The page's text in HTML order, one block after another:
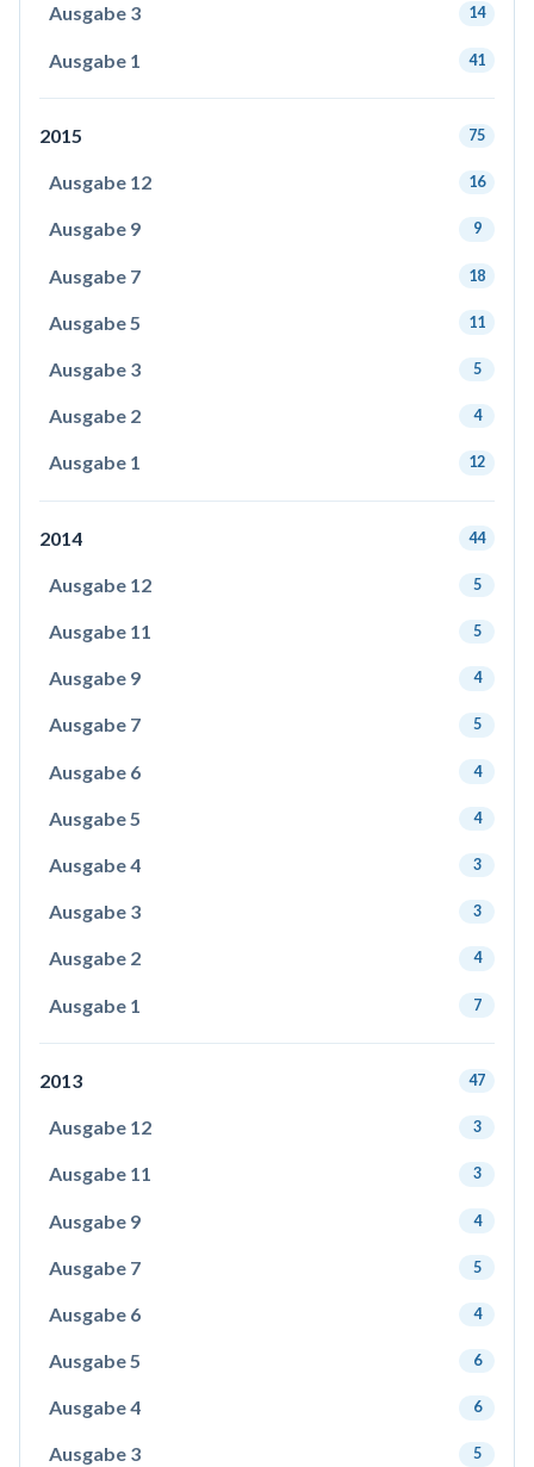
Ausgabe 3 14
Ausgabe 1 41
2015 75
Ausgabe 12 16
Ausgabe 9 9
Ausgabe 7 18
Ausgabe 5 11
Ausgabe 3 5
Ausgabe 2 4
Ausgabe 1 12
2014 44
Ausgabe 12 5
Ausgabe 11 5
Ausgabe 9 4
Ausgabe 7 5
Ausgabe 6 4
Ausgabe 5 4
Ausgabe 4 3
Ausgabe 3 3
Ausgabe 2 4
Ausgabe 1 7
2013 47
Ausgabe 12 3
Ausgabe 11 3
Ausgabe 9 4
Ausgabe 7 5
Ausgabe 6 4
Ausgabe 5 6
Ausgabe 4 6
Ausgabe 3 5